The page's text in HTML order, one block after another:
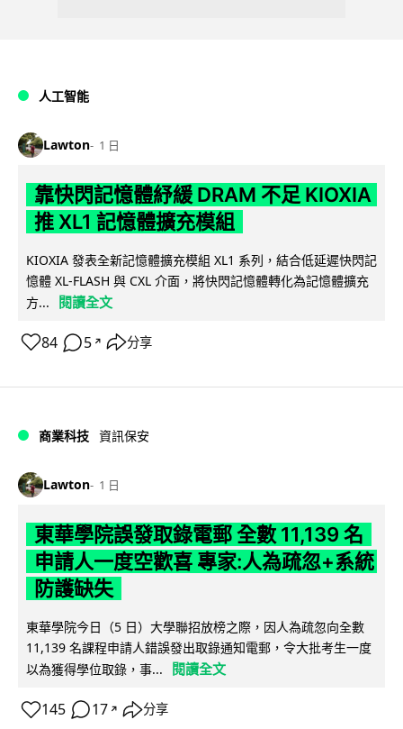
人工智能
Lawton 1 日
靠快閃記憶體紓緩 DRAM 不足 KIOXIA
推 XL1 記憶體擴充模組
KIOXIA 發表全新記憶體擴充模組 XL1 系列，結合低延遲快閃記
憶體 XL-FLASH 與 CXL 介面，將快閃記憶體轉化為記憶體擴充
方...
閱讀全文
84 5 ↗ 分享
商業科技 資訊保安
Lawton 1 日
東華學院誤發取錄電郵 全數 11,139 名
申請人一度空歡喜 專家:人為疏忽+系統
防護缺失
東華學院今日（5 日）大學聯招放榜之際，因人為疏忽向全數
11,139 名課程申請人錯誤發出取錄通知電郵，令大批考生一度
以為獲得學位取錄，事...
閱讀全文
145 17 ↗ 分享